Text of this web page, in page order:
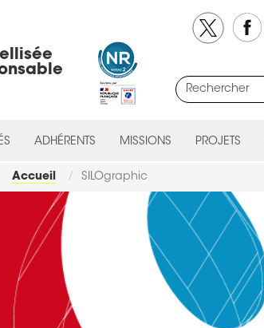
ADHÉRENTS MISSIONS PROJETS
Accueil SILOgraphic